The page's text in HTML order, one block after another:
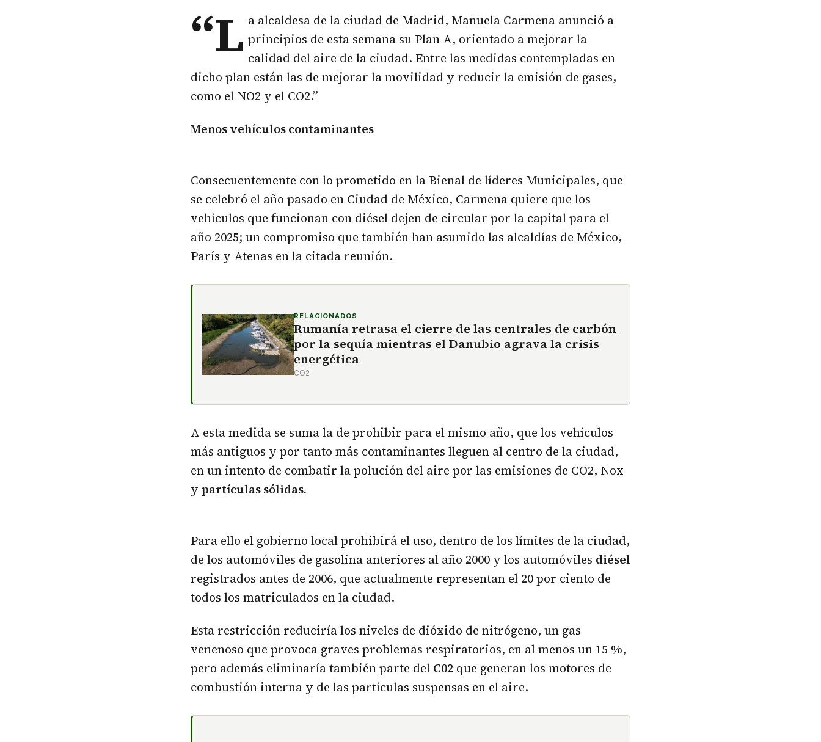
“L a alcaldesa de la ciudad de Madrid, Manuela Carmena anunció a
principios de esta semana su Plan A, orientado a mejorar la
calidad del aire de la ciudad. Entre las medidas contempladas en
dicho plan están las de mejorar la movilidad y reducir la emisión de gases,
como el NO2 y el CO2.”
Menos vehículos contaminantes
Consecuentemente con lo prometido en la Bienal de líderes Municipales, que
se celebró el año pasado en Ciudad de México, Carmena quiere que los
vehículos que funcionan con diésel dejen de circular por la capital para el
año 2025; un compromiso que también han asumido las alcaldías de México,
París y Atenas en la citada reunión.
RELACIONADOS
Rumanía retrasa el cierre de las centrales de carbón
por la sequía mientras el Danubio agrava la crisis
energética
CO2
A esta medida se suma la de prohibir para el mismo año, que los vehículos
más antiguos y por tanto más contaminantes lleguen al centro de la ciudad,
en un intento de combatir la polución del aire por las emisiones de CO2, Nox
y partículas sólidas.
Para ello el gobierno local prohibirá el uso, dentro de los límites de la ciudad,
de los automóviles de gasolina anteriores al año 2000 y los automóviles diésel
registrados antes de 2006, que actualmente representan el 20 por ciento de
todos los matriculados en la ciudad.
Esta restricción reduciría los niveles de dióxido de nitrógeno, un gas
venenoso que provoca graves problemas respiratorios, en al menos un 15 %,
pero además eliminaría también parte del C02 que generan los motores de
combustión interna y de las partículas suspensas en el aire.